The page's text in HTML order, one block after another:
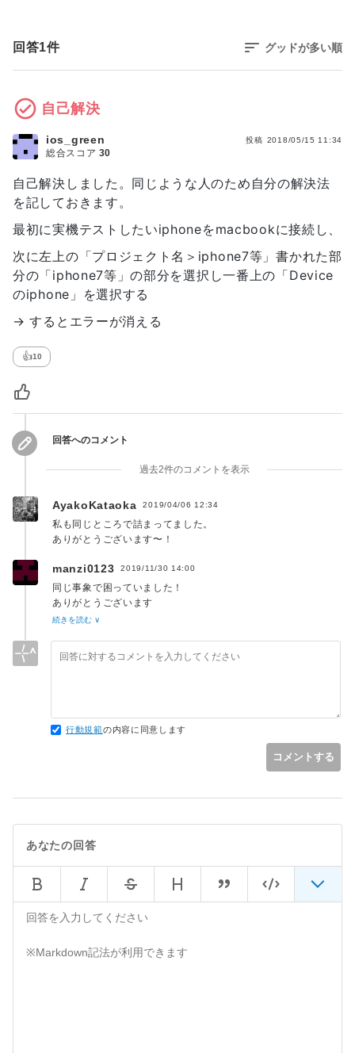
回答1件 グッドが多い順
自己解決
自己解決しました。同じような人のため自分の解決法
を記しておきます。
最初に実機テストしたいiphoneをmacbookに接続し、
次に左上の「プロジェクト名＞iphone7等」書かれた部
分の「iphone7等」の部分を選択し一番上の「Device
のiphone」を選択する
→ するとエラーが消える
投稿 2018/05/15 11:34
ios_green
総合スコア 30
👍10
回答へのコメント
過去2件のコメントを表示
AyakoKataoka 2019/04/06 12:34
私も同じところで詰まってました。
ありがとうございます〜！
manzi0123 2019/11/30 14:00
同じ事象で困っていました！
ありがとうございます
解決しました。
続きを読む ∨
行動規範の内容に同意します
コメントする
あなたの回答